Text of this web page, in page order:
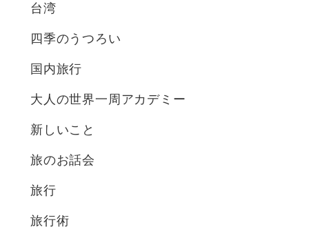
台湾
四季のうつろい
国内旅行
大人の世界一周アカデミー
新しいこと
旅のお話会
旅行
旅行術